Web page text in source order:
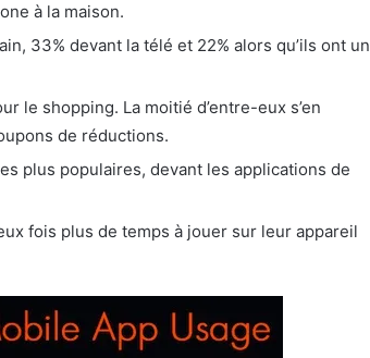
à la maison.
33% devant la télé et 22% alors qu’ils ont un
le shopping. La moitié d’entre-eux s’en
de réductions.
plus populaires, devant les applications de
fois plus de temps à jouer sur leur appareil